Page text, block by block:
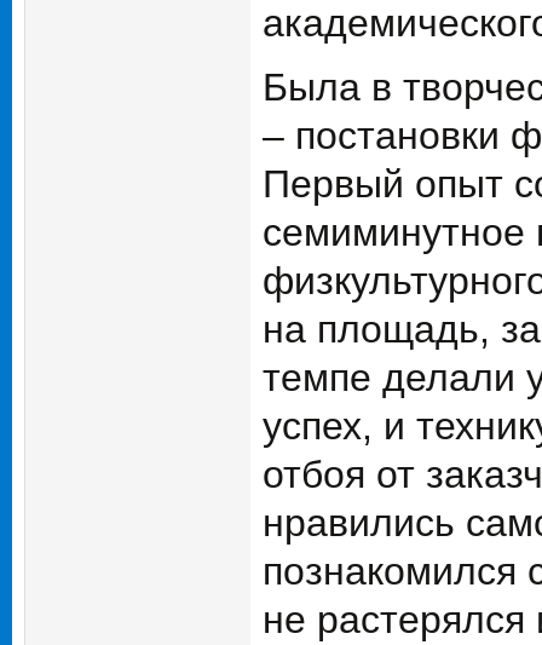
Была в
– постановки
Первый опыт
семиминутное
на площадь,
темпе делали
успех, и
отбоя от
нравились
познакомился
не